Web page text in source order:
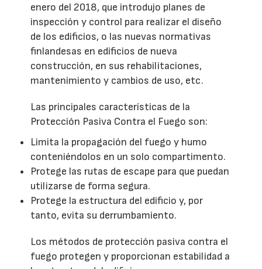
enero del 2018, que introdujo planes de
inspección y control para realizar el diseño
de los edificios, o las nuevas normativas
finlandesas en edificios de nueva
construcción, en sus rehabilitaciones,
mantenimiento y cambios de uso, etc.
Las principales características de la
Protección Pasiva Contra el Fuego son:
Limita la propagación del fuego y humo
conteniéndolos en un solo compartimento.
Protege las rutas de escape para que puedan
utilizarse de forma segura.
Protege la estructura del edificio y, por
tanto, evita su derrumbamiento.
Los métodos de protección pasiva contra el
fuego protegen y proporcionan estabilidad a